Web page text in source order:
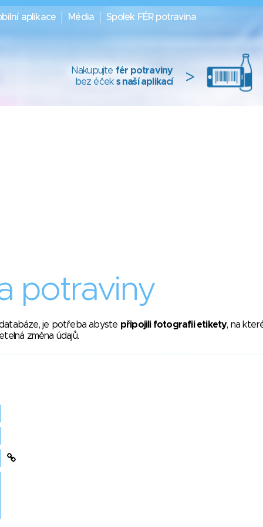
aplikace Média Spolek FÉR potravina
Nakupujte fér potraviny
bez éček s naší aplikací >
potraviny
je potřeba abyste připojili fotografii etikety, na
změna údajů.